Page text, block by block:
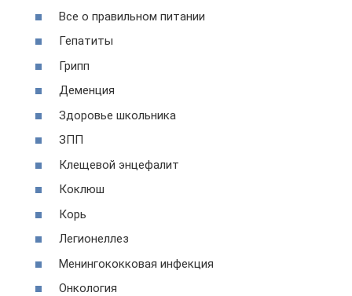
Все о правильном питании
Гепатиты
Грипп
Деменция
Здоровье школьника
ЗПП
Клещевой энцефалит
Коклюш
Корь
Легионеллез
Менингококковая инфекция
Онкология